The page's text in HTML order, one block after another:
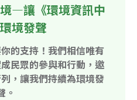
—讓《環境資訊中
境發聲
的支持！我們相信唯有
民眾的參與和行動，邀
，讓我們持續為環境發
。